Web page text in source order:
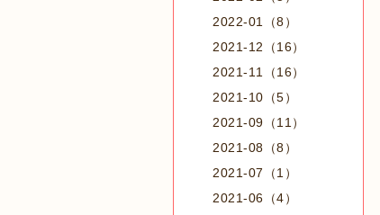
2022-01（8）
2021-12（16）
2021-11（16）
2021-10（5）
2021-09（11）
2021-08（8）
2021-07（1）
2021-06（4）